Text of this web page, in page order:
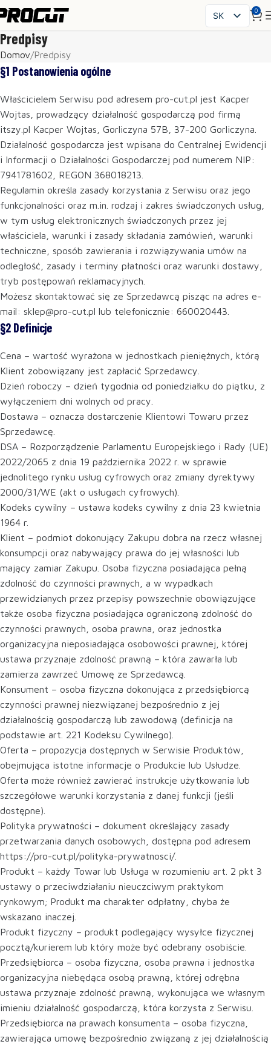
SK
FR
ES
IT
UK
RO
0
Predpisy
Domov Predpisy
§1 Postanowienia ogólne
Właścicielem Serwisu pod adresem pro-cut.pl jest Kacper
Wojtas, prowadzący działalność gospodarczą pod firmą
itszy.pl Kacper Wojtas, Gorliczyna 57B, 37-200 Gorliczyna.
Działalność gospodarcza jest wpisana do Centralnej Ewidencji
i Informacji o Działalności Gospodarczej pod numerem NIP:
7941781602, REGON 368018213.
Regulamin określa zasady korzystania z Serwisu oraz jego
funkcjonalności oraz m.in. rodzaj i zakres świadczonych usług,
w tym usług elektronicznych świadczonych przez jej
właściciela, warunki i zasady składania zamówień, warunki
techniczne, sposób zawierania i rozwiązywania umów na
odległość, zasady i terminy płatności oraz warunki dostawy,
tryb postępowań reklamacyjnych.
Możesz skontaktować się ze Sprzedawcą pisząc na adres e-
mail: sklep@pro-cut.pl lub telefonicznie: 660020443.
§2 Definicje
Cena – wartość wyrażona w jednostkach pieniężnych, którą
Klient zobowiązany jest zapłacić Sprzedawcy.
Dzień roboczy – dzień tygodnia od poniedziałku do piątku, z
wyłączeniem dni wolnych od pracy.
Dostawa – oznacza dostarczenie Klientowi Towaru przez
Sprzedawcę.
DSA – Rozporządzenie Parlamentu Europejskiego i Rady (UE)
2022/2065 z dnia 19 października 2022 r. w sprawie
jednolitego rynku usług cyfrowych oraz zmiany dyrektywy
2000/31/WE (akt o usługach cyfrowych).
Kodeks cywilny – ustawa kodeks cywilny z dnia 23 kwietnia
1964 r.
Klient – podmiot dokonujący Zakupu dobra na rzecz własnej
konsumpcji oraz nabywający prawa do jej własności lub
mający zamiar Zakupu. Osoba fizyczna posiadająca pełną
zdolność do czynności prawnych, a w wypadkach
przewidzianych przez przepisy powszechnie obowiązujące
także osoba fizyczna posiadająca ograniczoną zdolność do
czynności prawnych, osoba prawna, oraz jednostka
organizacyjna nieposiadająca osobowości prawnej, której
ustawa przyznaje zdolność prawną – która zawarła lub
zamierza zawrzeć Umowę ze Sprzedawcą.
Konsument – osoba fizyczna dokonująca z przedsiębiorcą
czynności prawnej niezwiązanej bezpośrednio z jej
działalnością gospodarczą lub zawodową (definicja na
podstawie art. 22­1 Kodeksu Cywilnego).
Oferta – propozycja dostępnych w Serwisie Produktów,
obejmująca istotne informacje o Produkcie lub Usłudze.
Oferta może również zawierać instrukcje użytkowania lub
szczegółowe warunki korzystania z danej funkcji (jeśli
dostępne).
Polityka prywatności – dokument określający zasady
przetwarzania danych osobowych, dostępna pod adresem
https://pro-cut.pl/polityka-prywatnosci/.
Produkt – każdy Towar lub Usługa w rozumieniu art. 2 pkt 3
ustawy o przeciwdziałaniu nieuczciwym praktykom
rynkowym; Produkt ma charakter odpłatny, chyba że
wskazano inaczej.
Produkt fizyczny – produkt podlegający wysyłce fizycznej
pocztą/kurierem lub który może być odebrany osobiście.
Przedsiębiorca – osoba fizyczna, osoba prawna i jednostka
organizacyjna niebędąca osobą prawną, której odrębna
ustawa przyznaje zdolność prawną, wykonująca we własnym
imieniu działalność gospodarczą, która korzysta z Serwisu.
Przedsiębiorca na prawach konsumenta – osoba fizyczna,
zawierająca umowę bezpośrednio związaną z jej działalnością